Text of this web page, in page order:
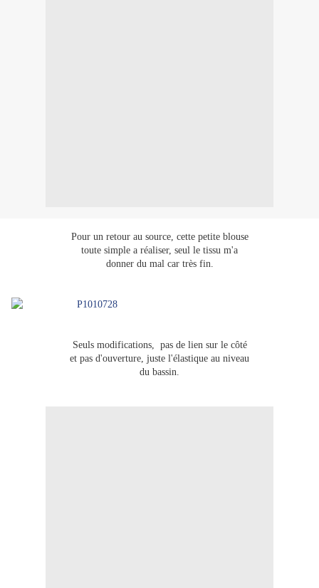
Pour un retour au source, cette petite blouse
toute simple a réaliser, seul le tissu m'a
donner du mal car très fin.
Seuls modifications, pas de lien sur le côté
et pas d'ouverture, juste l'élastique au niveau
du bassin.